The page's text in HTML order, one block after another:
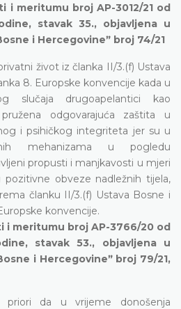
i meritumu broj AP-3012/21 od
stavak 35., objavljena u
i Hercegovineˮ broj 74/21
život iz članka II/3.(f) Ustava
8. Europske konvencije kada u
slučaja drugoapelantici kao
odgovarajuća zaštita u
i psihičkog integriteta jer su u
mehanizama u pogledu
propusti i manjkavosti u mjeri
pozitivne obveze nadležnih tijela,
članku II/3.(f) Ustava Bosne i
konvencije.
i meritumu broj AP-3766/20 od
stavak 53., objavljena u
i Hercegovineˮ broj 79/21,
priori da u vrijeme donošenja